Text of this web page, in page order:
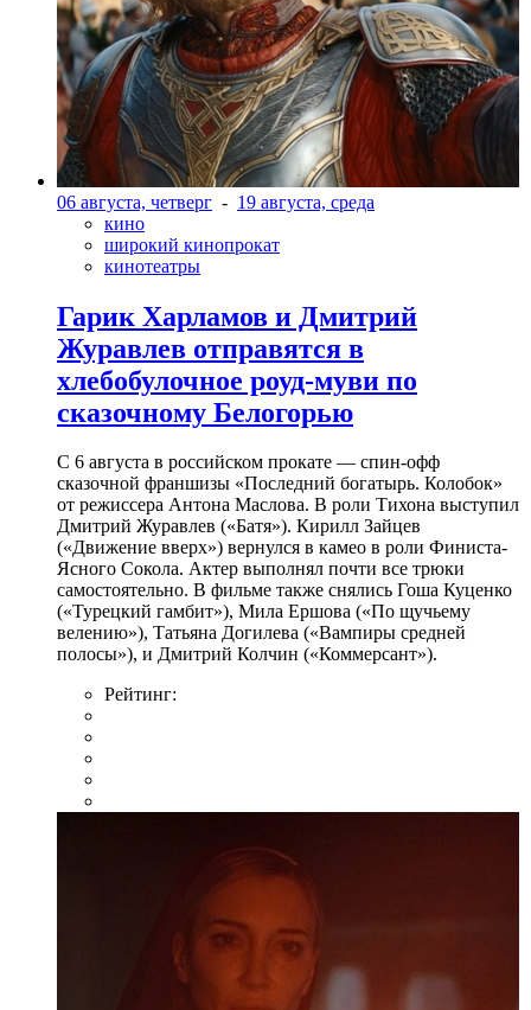
06 августа, четверг - 19 августа, среда
кино
широкий кинопрокат
кинотеатры
Гарик Харламов и Дмитрий
Журавлев отправятся в
хлебобулочное роуд-муви по
сказочному Белогорью
С 6 августа в российском прокате — спин-офф
сказочной франшизы «Последний богатырь. Колобок»
от режиссера Антона Маслова. В роли Тихона выступил
Дмитрий Журавлев («Батя»). Кирилл Зайцев
(«Движение вверх») вернулся в камео в роли Финиста-
Ясного Сокола. Актер выполнял почти все трюки
самостоятельно. В фильме также снялись Гоша Куценко
(«Турецкий гамбит»), Мила Ершова («По щучьему
велению»), Татьяна Догилева («Вампиры средней
полосы»), и Дмитрий Колчин («Коммерсант»).
Рейтинг: